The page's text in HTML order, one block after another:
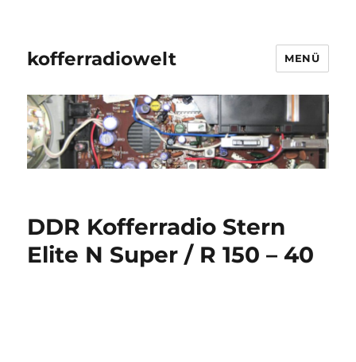
kofferradiowelt MENÜ
DDR Kofferradio Stern
Elite N Super / R 150 – 40